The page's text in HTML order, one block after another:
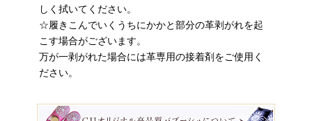
しく拭いてください。
☆履きこんでいくうちにかかと部分の革剥がれを起
こす場合がございます。
万が一剥がれた場合には革専用の接着剤をご使用く
ださい。